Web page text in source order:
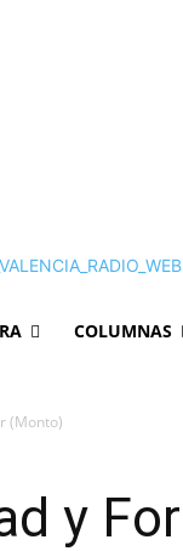
COLUMNAS
(Monto)
y